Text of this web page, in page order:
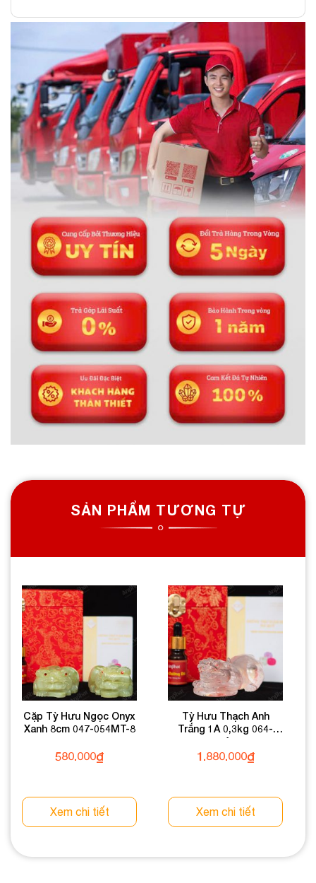
SẢN PHẨM TƯƠNG TỰ
Cặp Tỳ Hưu Ngọc Onyx
Xanh 8cm 047-054MT-8
580.000₫
Xem chi tiết
Tỳ Hưu Thạch Anh
Trắng 1A 0,3kg 064-
0891A-0,3
1.880.000₫
Xem chi tiết